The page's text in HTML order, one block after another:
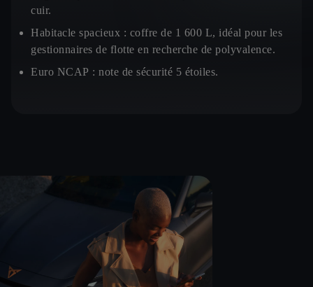
cuir.
Habitacle spacieux : coffre de 1 600 L, idéal pour les
gestionnaires de flotte en recherche de polyvalence.
Euro NCAP : note de sécurité 5 étoiles.